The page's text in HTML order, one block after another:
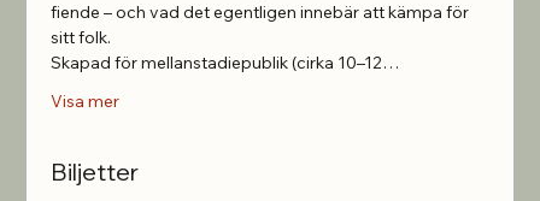
fiende – och vad det egentligen innebär att kämpa för
sitt folk.
Skapad för mellanstadiepublik (cirka 10–12…
Visa mer
Biljetter